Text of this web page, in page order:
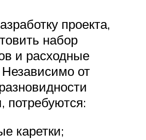
проекта,
набор
и расходные
от
потребуются:
каретки;